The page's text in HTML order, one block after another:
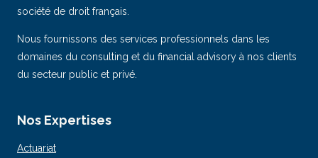
société de droit français.
Nous fournissons des services professionnels dans les
domaines du consulting et du financial advisory à nos clients
du secteur public et privé.
Nos Expertises
Actuariat